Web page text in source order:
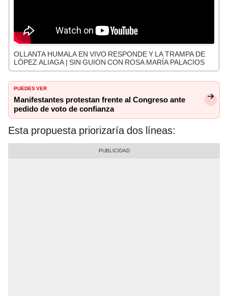
OLLANTA HUMALA EN VIVO RESPONDE Y LA TRAMPA DE
LÓPEZ ALIAGA | SIN GUION CON ROSA MARÍA PALACIOS
PUEDES VER
Manifestantes protestan frente al Congreso ante
pedido de voto de confianza
Esta propuesta priorizaría dos líneas: